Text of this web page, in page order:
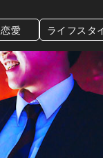
恋愛 ライフスタ